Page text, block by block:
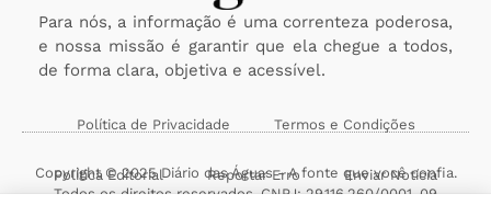
Para nós, a informação é uma correnteza poderosa,
e nossa missão é garantir que ela chegue a todos,
de forma clara, objetiva e acessível.
Política de Privacidade Termos e Condições
Política Editorial Reportar Erro Enviar Notícia
Copyright © 2025 Diário das Águas - A fonte que você confia.
Todos os direitos reservados. CNPJ: 29.116.260/0001-09